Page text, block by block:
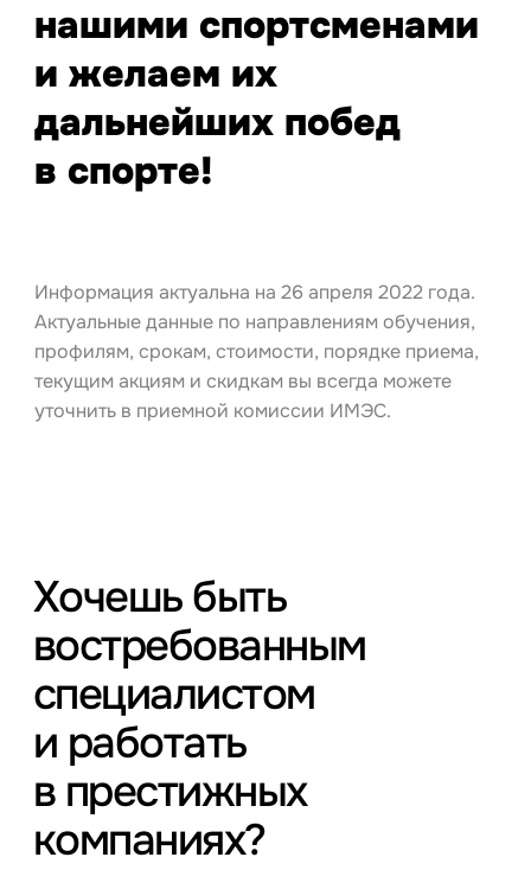
нашими спортсменами
и желаем их
дальнейших побед
в спорте!
Информация актуальна на 26 апреля 2022 года.
Актуальные данные по направлениям обучения,
профилям, срокам, стоимости, порядке приема,
текущим акциям и скидкам вы всегда можете
уточнить в приемной комиссии ИМЭС.
Хочешь быть
востребованным
специалистом
и работать
в престижных
компаниях?